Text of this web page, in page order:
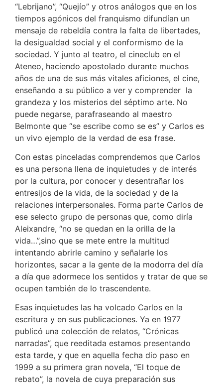
“Lebrijano”, “Quejío” y otros análogos que en los
tiempos agónicos del franquismo difundían un
mensaje de rebeldía contra la falta de libertades,
la desigualdad social y el conformismo de la
sociedad. Y junto al teatro, el cineclub en el
Ateneo, haciendo apostolado durante muchos
años de una de sus más vitales aficiones, el cine,
enseñando a su público a ver y comprender la
grandeza y los misterios del séptimo arte. No
puede negarse, parafraseando al maestro
Belmonte que “se escribe como se es” y Carlos es
un vivo ejemplo de la verdad de esa frase.
Con estas pinceladas comprendemos que Carlos
es una persona llena de inquietudes y de interés
por la cultura, por conocer y desentrañar los
entresijos de la vida, de la sociedad y de la
relaciones interpersonales. Forma parte Carlos de
ese selecto grupo de personas que, como diría
Aleixandre, “no se quedan en la orilla de la
vida…”,sino que se mete entre la multitud
intentando abrirle camino y señalarle los
horizontes, sacar a la gente de la modorra del día
a día que adormece los sentidos y tratar de que se
ocupen también de lo trascendente.
Esas inquietudes las ha volcado Carlos en la
escritura y en sus publicaciones. Ya en 1977
publicó una colección de relatos, “Crónicas
narradas”, que reeditada estamos presentando
esta tarde, y que en aquella fecha dio paso en
1999 a su primera gran novela, “El toque de
rebato”, la novela de cuya preparación sus